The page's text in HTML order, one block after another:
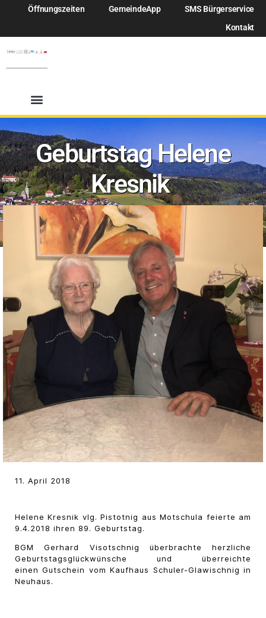
Öffnungszeiten GemeindeApp
SMS Bürgerservice
Kontakt
Geburtstag Helene
Kresnik
11. April 2018
Helene Kresnik vlg. Pistotnig aus Motschula feierte am
9.4.2018 ihren 89. Geburtstag.
BGM Gerhard Visotschnig überbrachte herzliche
Geburtstagsglückwünsche und überreichte
einen Gutschein vom Kaufhaus Schuler-Glawischnig in
Neuhaus.